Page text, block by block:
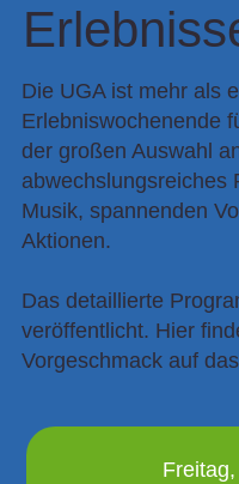
Die UGA ist mehr als
Erlebniswochenende
der großen Auswahl
abwechslungsreiches
Musik, spannenden
Aktionen.
Das detaillierte
veröffentlicht. Hier
Vorgeschmack auf